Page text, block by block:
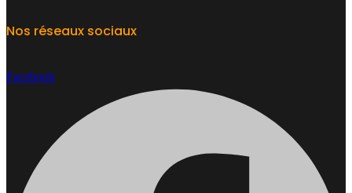
Nos réseaux sociaux
Facebook